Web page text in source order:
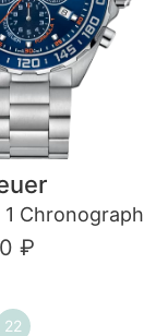
1 Chronograph
₽
22